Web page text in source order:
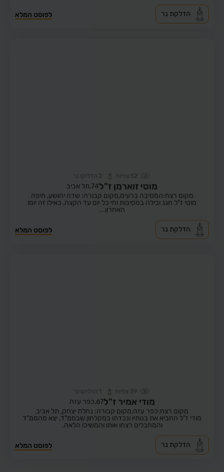
לפוסט המלא הדלקת נר
52 צפיות 2 הדליקו נר
מוטי זוארמן ז"ל74, תל אביב
מקום רצח:המסיבה ברעים,מקום קבורה: שדה יהושע, חיפה
מוטי ז"ל חגג ובילה במסיבות וחי כל יום עד הקצה, כאילו זה יומו
האחרון...
לפוסט המלא הדלקת נר
39 צפיות 1 הדליקו נר
מודי אמיר ז"ל67, כפר עזה
מקום רצח:כפר עזה,מקום קבורה: נחלת יצחק, תל אביב
מודי ז"ל החביא את בנותיו ונכדתו במקלחון שבממ"ד, יצא מהממ"ד
והמחבלים רצחו אותו והמשיכו הלאה.
לפוסט המלא הדלקת נר